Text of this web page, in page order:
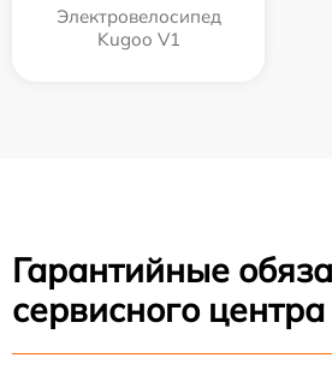
Электровелосипед
Kugoo V1
Гарантийные
сервисного